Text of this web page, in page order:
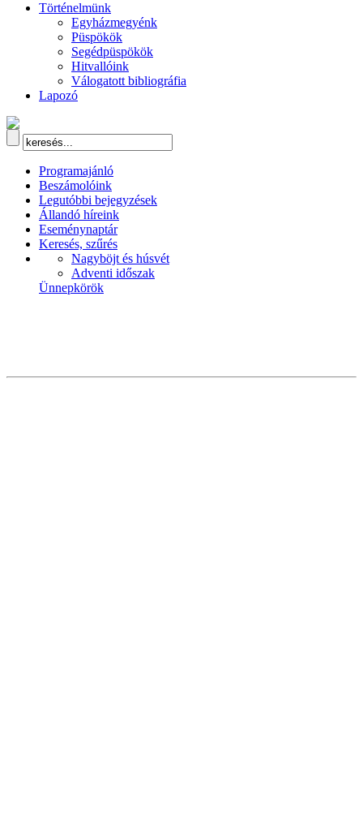
Történelmünk
Egyházmegyénk
Püspökök
Segédpüspökök
Hitvallóink
Válogatott bibliográfia
Lapozó
Programajánló
Beszámolóink
Legutóbbi bejegyzések
Állandó híreink
Eseménynaptár
Keresés, szűrés
Nagyböjt és húsvét
Adventi időszak
Ünnepkörök